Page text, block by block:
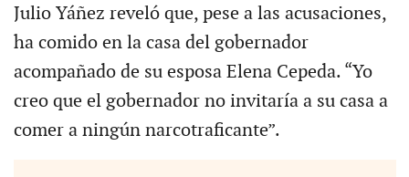
Julio Yáñez reveló que, pese a las acusaciones,
ha comido en la casa del gobernador
acompañado de su esposa Elena Cepeda. “Yo
creo que el gobernador no invitaría a su casa a
comer a ningún narcotraficante”.